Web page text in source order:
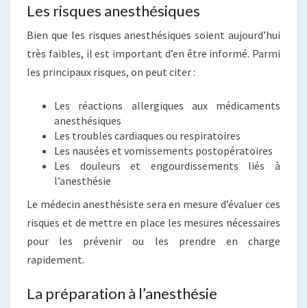
Les risques anesthésiques
Bien que les risques anesthésiques soient aujourd’hui
très faibles, il est important d’en être informé. Parmi
les principaux risques, on peut citer :
Les réactions allergiques aux médicaments
anesthésiques
Les troubles cardiaques ou respiratoires
Les nausées et vomissements postopératoires
Les douleurs et engourdissements liés à
l’anesthésie
Le médecin anesthésiste sera en mesure d’évaluer ces
risques et de mettre en place les mesures nécessaires
pour les prévenir ou les prendre en charge
rapidement.
La préparation à l’anesthésie